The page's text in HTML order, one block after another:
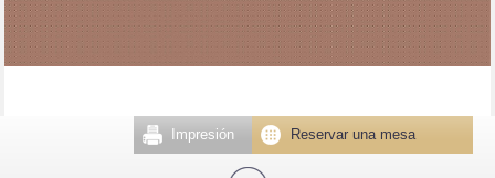
Reservar una mesa
Impresión